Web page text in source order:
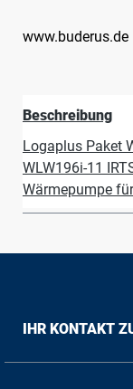
www.buderus.de
Beschreibung
Logaplus Paket
WLW196i-11
Wärmepumpe
IHR KONTAKT